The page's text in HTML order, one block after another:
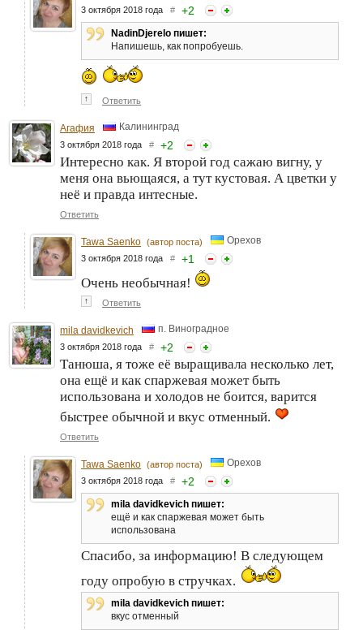
3 октября 2018 года # +2
NadinDjerelo пишет:
Напишешь, как попробуешь.
↑ Ответить
Агафия Калининград
3 октября 2018 года # +2
Интересно как. Я второй год сажаю вигну, у
меня она вьющаяся, а тут кустовая. А цветки у
неё и правда интесные.
Ответить
Tawa Saenko (автор поста) Орехов
3 октября 2018 года # +1
Очень необычная!
↑ Ответить
mila davidkevich п. Виноградное
3 октября 2018 года # +2
Танюша, я тоже её выращивала несколько лет,
она ещё и как спаржевая может быть
использована и холодов не боится, варится
быстрее обычной и вкус отменный.
Ответить
Tawa Saenko (автор поста) Орехов
3 октября 2018 года # +2
mila davidkevich пишет:
ещё и как спаржевая может быть
использована
Спасибо, за информацию! В следующем
году опробую в стручках.
mila davidkevich пишет:
вкус отменный